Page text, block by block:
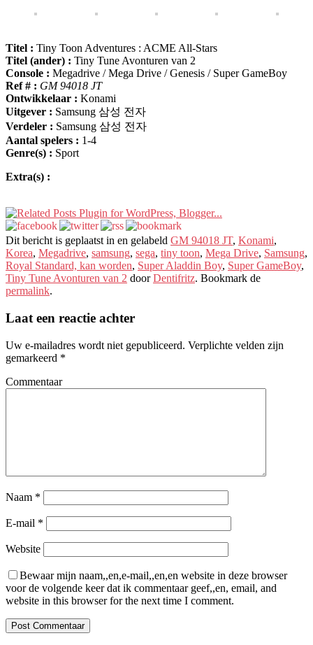
Titel : Tiny Toon Adventures : ACME All-Stars
Titel (ander) : Tiny Tune Avonturen van 2
Console : Megadrive / Mega Drive / Genesis / Super GameBoy
Ref # : GM 94018 JT
Ontwikkelaar : Konami
Uitgever : Samsung 삼성 전자
Verdeler : Samsung 삼성 전자
Aantal spelers : 1-4
Genre(s) : Sport
Extra(s) :
Dit bericht is geplaatst in en gelabeld GM 94018 JT, Konami,
Korea, Megadrive, samsung, sega, tiny toon, Mega Drive, Samsung,
Royal Standard, kan worden, Super Aladdin Boy, Super GameBoy,
Tiny Tune Avonturen van 2 doorDentifritz. Bookmark de
permalink.
Laat een reactie achter
Uw e-mailadres wordt niet gepubliceerd. Verplichte velden zijn
gemarkeerd *
Commentaar
Naam *
E-mail *
Website
Bewaar mijn naam,,en,e-mail,,en,en website in deze browser
voor de volgende keer dat ik commentaar geef,,en, email, and
website in this browser for the next time I comment.